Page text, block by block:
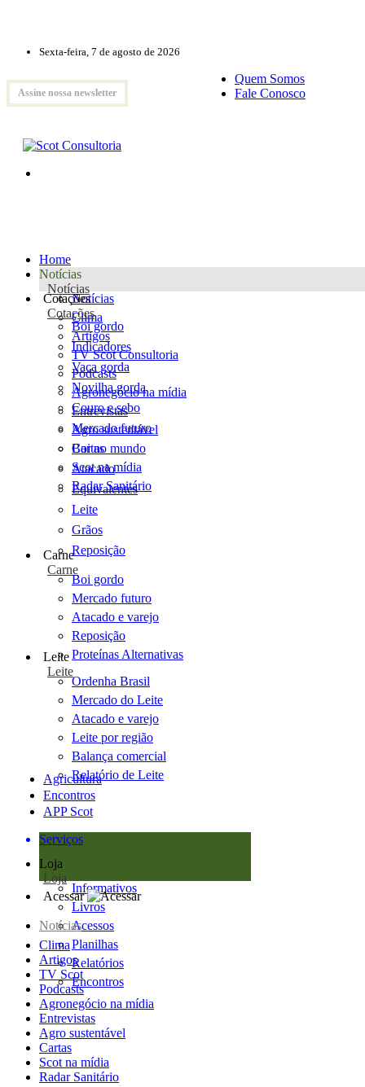
Sexta-feira, 7 de agosto de 2026
Assine nossa newsletter
Quem Somos
Fale Conosco
Home
Notícias
Notícias
Notícias
Clima
Artigos
TV Scot Consultoria
Podcasts
Agronegócio na mídia
Entrevistas
Agro sustentável
Cartas
Scot na mídia
Radar Sanitário
Cotações
Cotações
Boi gordo
Indicadores
Vaca gorda
Novilha gorda
Couro e sebo
Mercado futuro
Boi no mundo
Atacado
Equivalentes
Leite
Grãos
Reposição
Carne
Carne
Boi gordo
Mercado futuro
Atacado e varejo
Reposição
Proteínas Alternativas
Leite
Leite
Ordenha Brasil
Mercado do Leite
Atacado e varejo
Leite por região
Balança comercial
Relatório de Leite
Agricultura
Encontros
APP Scot
Serviços
Loja
Loja
Informativos
Livros
Acessos
Planilhas
Relatórios
Encontros
Acessar
Notícias
Clima
Artigos
TV Scot
Podcasts
Agronegócio na mídia
Entrevistas
Agro sustentável
Cartas
Scot na mídia
Radar Sanitário